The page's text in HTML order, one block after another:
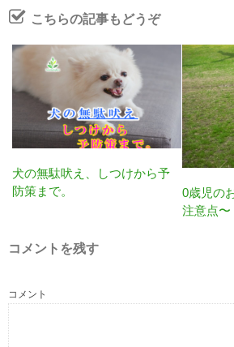
こちらの記事もどうぞ
犬の無駄吠え、しつけから予
防策まで。
0歳児の
注意点〜
コメントを残す
コメント